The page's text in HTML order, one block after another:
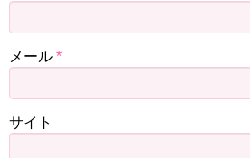
メール *
サイト